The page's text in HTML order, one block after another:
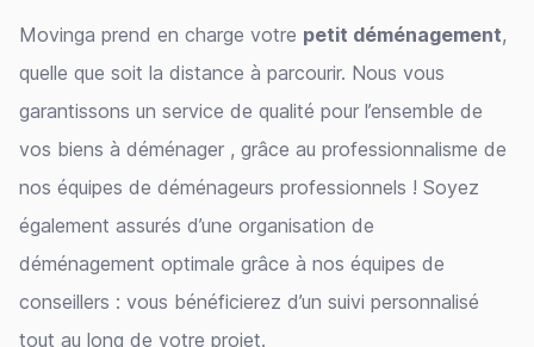
Movinga prend en charge votre petit déménagement,
quelle que soit la distance à parcourir. Nous vous
garantissons un service de qualité pour l’ensemble de
vos biens à déménager , grâce au professionnalisme de
nos équipes de déménageurs professionnels ! Soyez
également assurés d’une organisation de
déménagement optimale grâce à nos équipes de
conseillers : vous bénéficierez d’un suivi personnalisé
tout au long de votre projet.